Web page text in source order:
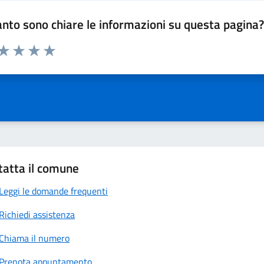
sono chiare le informazioni su questa pagina?
da 1 a 5 stelle la pagina
il comune
Leggi le domande frequenti
Richiedi assistenza
Chiama il numero